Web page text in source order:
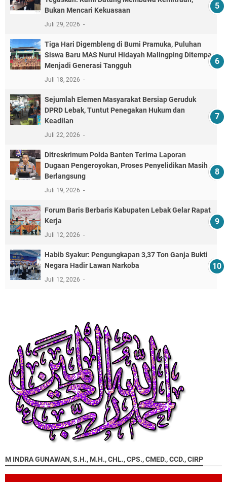
Bukan Mencari Kekuasaan
Juli 29, 2026
Tiga Hari Digembleng di Bumi Pramuka, Puluhan
Siswa Baru MAS Nurul Hidayah Malingping Ditempa
Menjadi Generasi Tangguh
Juli 18, 2026
Sejumlah Elemen Masyarakat Bersiap Geruduk
DPRD Lebak, Tuntut Penegakan Hukum dan
Keadilan
Juli 22, 2026
Ditreskrimum Polda Banten Terima Laporan
Dugaan Pengeroyokan, Proses Penyelidikan Masih
Berlangsung
Juli 19, 2026
Forum Baris Berbaris Kabupaten Lebak Gelar Rapat
Kerja
Juli 12, 2026
​Habib Syakur: Pengungkapan 3,37 Ton Ganja Bukti
Negara Hadir Lawan Narkoba
Juli 12, 2026
M INDRA GUNAWAN, S.H., M.H., CHL., CPS., CMED., CCD., CIRP